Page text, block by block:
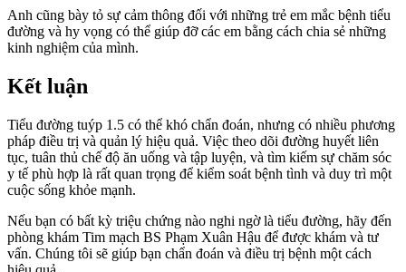
Anh cũng bày tỏ sự cảm thông đối với những trẻ em mắc bệnh tiểu
đường và hy vọng có thể giúp đỡ các em bằng cách chia sẻ những
kinh nghiệm của mình.
Kết luận
Tiểu đường tuýp 1.5 có thể khó chẩn đoán, nhưng có nhiều phương
pháp điều trị và quản lý hiệu quả. Việc theo dõi đường huyết liên
tục, tuân thủ chế độ ăn uống và tập luyện, và tìm kiếm sự chăm sóc
y tế phù hợp là rất quan trọng để kiểm soát bệnh tình và duy trì một
cuộc sống khỏe mạnh.
Nếu bạn có bất kỳ triệu chứng nào nghi ngờ là tiểu đường, hãy đến
phòng khám Tim mạch BS Phạm Xuân Hậu để được khám và tư
vấn. Chúng tôi sẽ giúp bạn chẩn đoán và điều trị bệnh một cách